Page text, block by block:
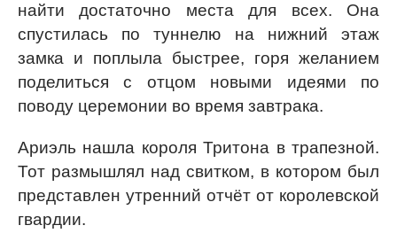
найти достаточно места для всех. Она
спустилась по туннелю на нижний этаж
замка и поплыла быстрее, горя желанием
поделиться с отцом новыми идеями по
поводу церемонии во время завтрака.
Ариэль нашла короля Тритона в трапезной.
Тот размышлял над свитком, в котором был
представлен утренний отчёт от королевской
гвардии.